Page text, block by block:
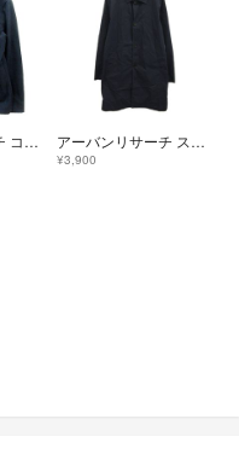
アーバンリサーチ コート シングル ラウンドカラー 総裏地 40 L 紺 アーバンリサーチ スプリングコート ステンカラー 上着 L 紺 ネイビー 無地
¥3,900